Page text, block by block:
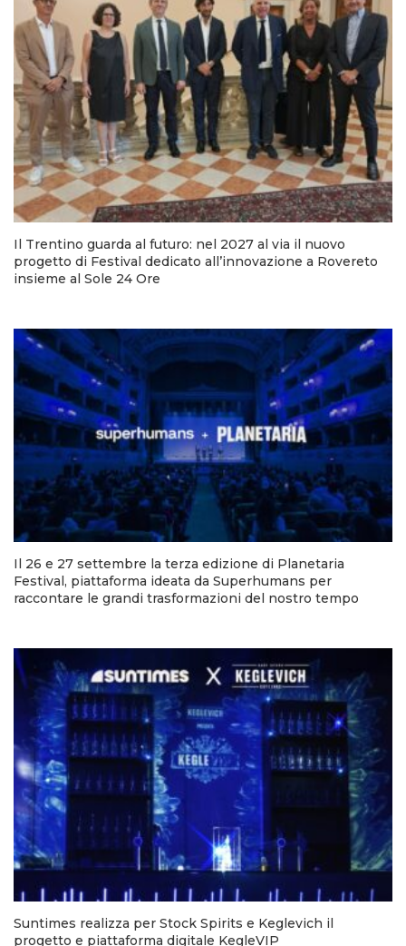
Il Trentino guarda al futuro: nel 2027 al via il nuovo
progetto di Festival dedicato all’innovazione a Rovereto
insieme al Sole 24 Ore
Il 26 e 27 settembre la terza edizione di Planetaria
Festival, piattaforma ideata da Superhumans per
raccontare le grandi trasformazioni del nostro tempo
Suntimes realizza per Stock Spirits e Keglevich il
progetto e piattaforma digitale KegleVIP